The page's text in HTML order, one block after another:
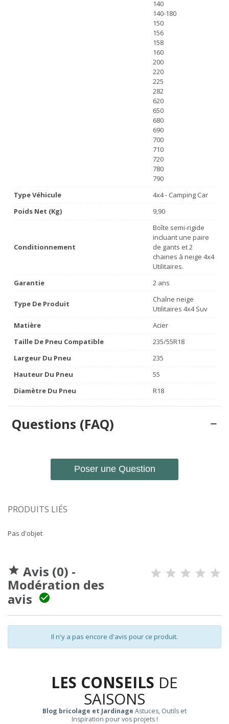
140
140-180
150
156
158
160
200
220
225
282
620
650
680
690
700
710
720
780
790
Type Véhicule
4x4 - Camping Car
Poids Net (Kg)
9,90
Conditionnement
Boîte semi-rigide
incluant une paire
de gants et 2
chaines à neige 4x4
Utilitaires.
Garantie
2 ans
Type De Produit
Chaîne neige
Utilitaires 4x4 Suv
Matière
Acier
Taille De Pneu Compatible
235/55R18
Largeur Du Pneu
235
Hauteur Du Pneu
55
Diamètre Du Pneu
R18
Questions (FAQ)
Poser une Question
PRODUITS LIÉS
Pas d'objet
 Avis (0) -
Modération des
avis

Il n'y a pas encore d'avis pour ce produit.
LES CONSEILS DE
SAISONS
Blog bricolage et Jardinage Astuces, Outils et
Inspiration pour vos projets !